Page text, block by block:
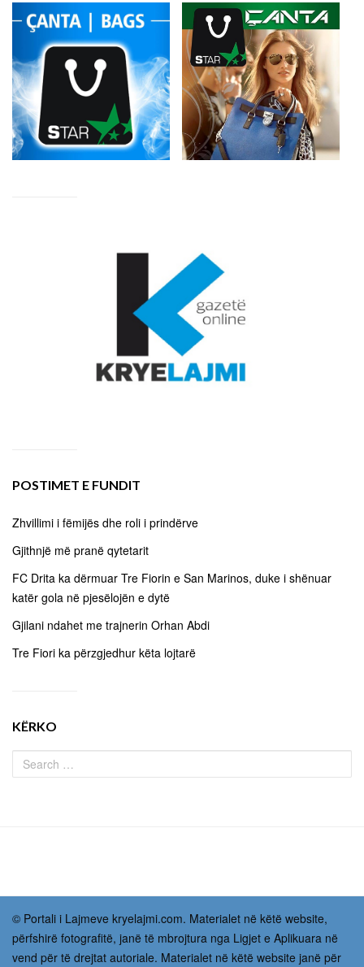
POSTIMET E FUNDIT
Zhvillimi i fëmijës dhe roli i prindërve
Gjithnjë më pranë qytetarit
FC Drita ka dërmuar Tre Fiorin e San Marinos, duke i shënuar
katër gola në pjesëlojën e dytë
Gjilani ndahet me trajnerin Orhan Abdi
Tre Fiori ka përzgjedhur këta lojtarë
KËRKO
© Portali i Lajmeve kryelajmi.com. Materialet në këtë website,
përfshirë fotografitë, janë të mbrojtura nga Ligjet e Aplikuara në
vend për të drejtat autoriale. Materialet në këtë website janë për